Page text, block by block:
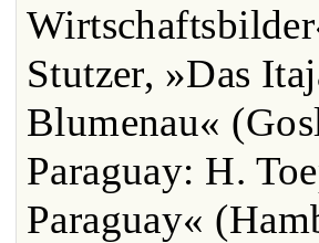
Stutzer, »Das
Blumenau«
Paraguay: H.
Paraguay«